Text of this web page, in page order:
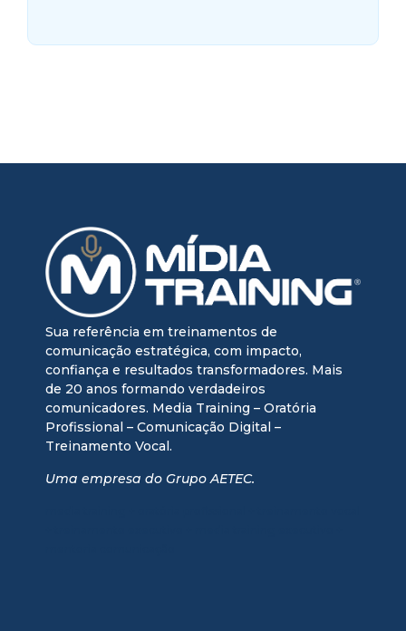
Sua referência em treinamentos de
comunicação estratégica, com impacto,
confiança e resultados transformadores. Mais
de 20 anos formando verdadeiros
comunicadores. Media Training – Oratória
Profissional – Comunicação Digital –
Treinamento Vocal.
Uma empresa do Grupo AETEC.